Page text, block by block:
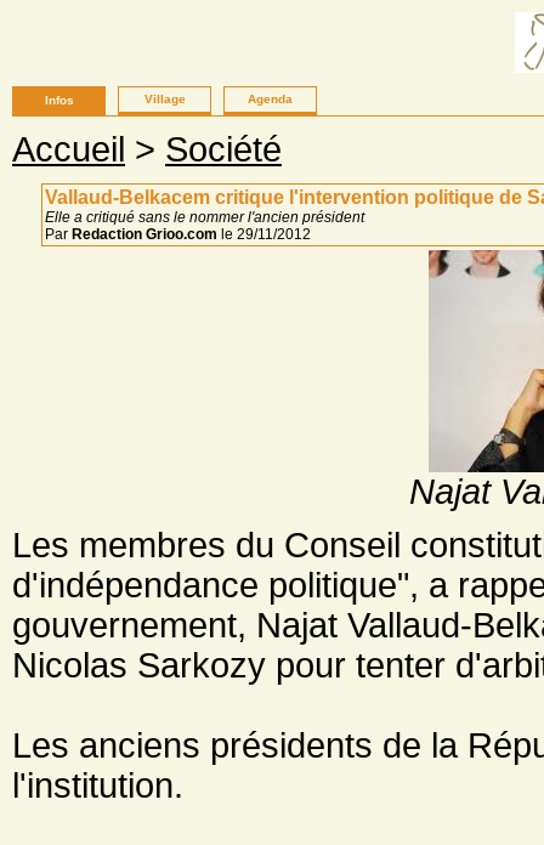
Infos Village Agenda
Accueil > Société
Vallaud-Belkacem critique l'intervention politique de
Elle a critiqué sans le nommer l'ancien président
Par Redaction Grioo.com le 29/11/2012
Najat
Les membres du Conseil
d'indépendance politique", a
gouvernement, Najat Vallaud-
Nicolas Sarkozy pour tenter
Les anciens présidents de la
l'institution.